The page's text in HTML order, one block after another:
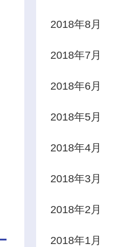
2018年8月
2018年7月
2018年6月
2018年5月
2018年4月
2018年3月
2018年2月
2018年1月